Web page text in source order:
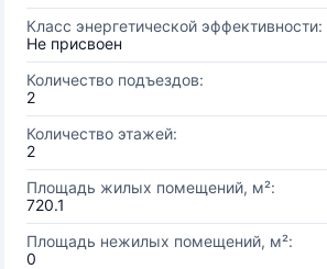
Класс энергетической эффективности:
Не присвоен
Количество подъездов:
2
Количество этажей:
2
Площадь жилых помещений, м²:
720.1
Площадь нежилых помещений, м²:
0